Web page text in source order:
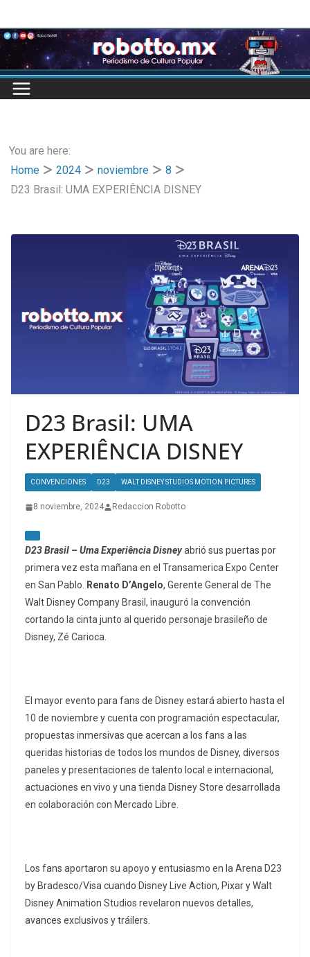
to
content
You are here:
Home
2024 noviembre
8
D23 Brasil: UMA EXPERIÊNCIA DISNEY
D23 Brasil: UMA
EXPERIÊNCIA DISNEY
CONVENCIONES D23 WALT DISNEY STUDIOS MOTION PICTURES
8 noviembre, 2024 Redaccion Robotto
D23 Brasil – Uma Experiência Disneyabrió sus puertas por
primera vez esta mañana en el Transamerica Expo Center
en San Pablo.
Renato D’Angelo, Gerente General de The
Walt Disney Company Brasil, inauguró la convención
cortando la cinta junto al querido personaje brasileño de
Disney, Zé Carioca.
El mayor evento para fans de Disney estará abierto hasta el
10 de noviembre y cuenta con programación espectacular,
propuestas inmersivas que acercan a los fans a las
queridas historias de todos los mundos de Disney, diversos
paneles y presentaciones de talento local e internacional,
actuaciones en vivo y una tienda Disney Store desarrollada
en colaboración con Mercado Libre.
Los fans aportaron su apoyo y entusiasmo en la Arena D23
by Bradesco/Visa cuando Disney Live Action, Pixar y Walt
Disney Animation Studios revelaron nuevos detalles,
avances exclusivos y tráilers.